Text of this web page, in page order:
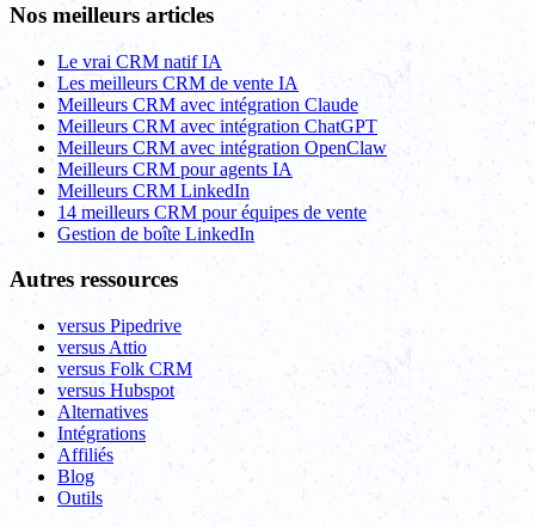
Nos meilleurs articles
Le vrai CRM natif IA
Les meilleurs CRM de vente IA
Meilleurs CRM avec intégration Claude
Meilleurs CRM avec intégration ChatGPT
Meilleurs CRM avec intégration OpenClaw
Meilleurs CRM pour agents IA
Meilleurs CRM LinkedIn
14 meilleurs CRM pour équipes de vente
Gestion de boîte LinkedIn
Autres ressources
versus Pipedrive
versus Attio
versus Folk CRM
versus Hubspot
Alternatives
Intégrations
Affiliés
Blog
Outils